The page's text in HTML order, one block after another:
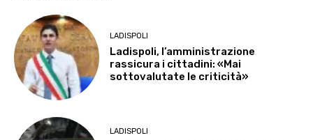
LADISPOLI
Ladispoli, l’amministrazione
rassicura i cittadini: «Mai
sottovalutate le criticità»
LADISPOLI